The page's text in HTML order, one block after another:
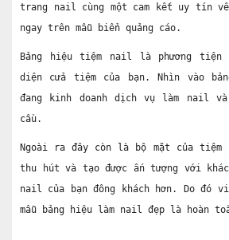
trang nail cùng một cam kết uy tín
ngay trên mẫu biển quảng cáo.
Bảng hiệu tiệm nail là phương tiện
diện cửa tiệm của bạn. Nhìn vào
đang kinh doanh dịch vụ làm nail
cầu.
Ngoài ra đây còn là bộ mặt của
thu hút và tạo được ấn tượng với
nail của bạn đông khách hơn. Do đó
mẫu bảng hiệu làm nail đẹp là hoàn